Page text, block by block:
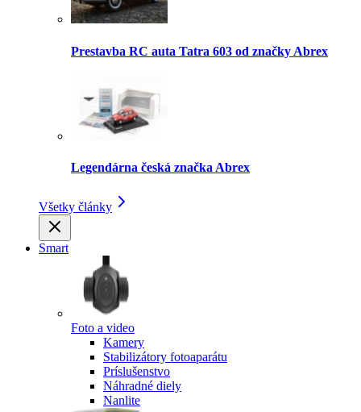
Prestavba RC auta Tatra 603 od značky Abrex
Legendárna česká značka Abrex
Všetky články
Smart
Foto a video
Kamery
Stabilizátory fotoaparátu
Príslušenstvo
Náhradné diely
Nanlite